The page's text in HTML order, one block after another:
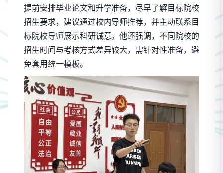
提前安排毕业论文和升学准备，尽早了解目标院校
招生要求，建议通过校内导师推荐，并主动联系目
标院校导师展示科研诚意。他还强调，不同院校的
招生时间与考核方式差异较大，需针对性准备，避
免套用统一模板。